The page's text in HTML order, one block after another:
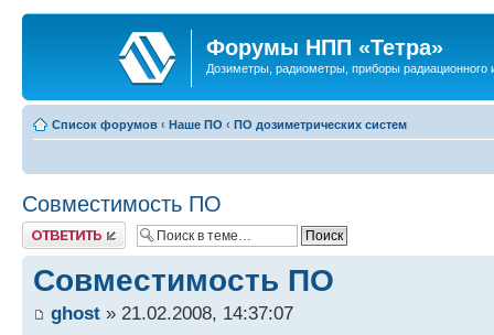
Форумы НПП «Тетра»
Дозиметры, радиометры, приборы радиационного
Список форумов ‹ Наше ПО ‹ ПО дозиметрических систем
Совместимость ПО
Ответить
Совместимость ПО
ghost » 21.02.2008, 14:37:07